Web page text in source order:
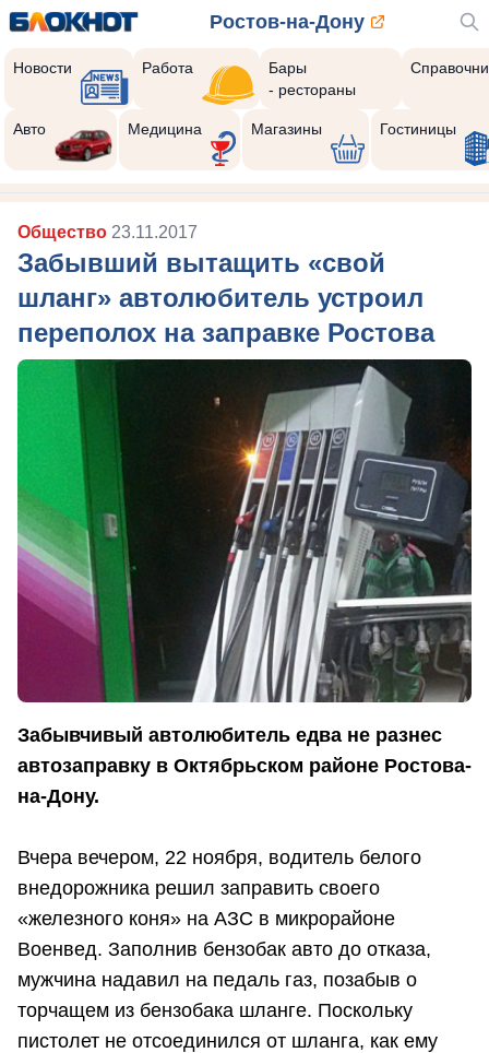
Ростов-на-Дону
Новости Работа
Бары
- рестораны
Авто Медицина Магазины Гостиницы
Общество 23.11.2017
Забывший вытащить «свой
шланг» автолюбитель устроил
переполох на заправке Ростова
Забывчивый автолюбитель едва не разнес
автозаправку в Октябрьском районе Ростова-
на-Дону.
Вчера вечером, 22 ноября, водитель белого
внедорожника решил заправить своего
«железного коня» на АЗС в микрорайоне
Военвед. Заполнив бензобак авто до отказа,
мужчина надавил на педаль газ, позабыв о
торчащем из бензобака шланге. Поскольку
пистолет не отсоединился от шланга, как ему